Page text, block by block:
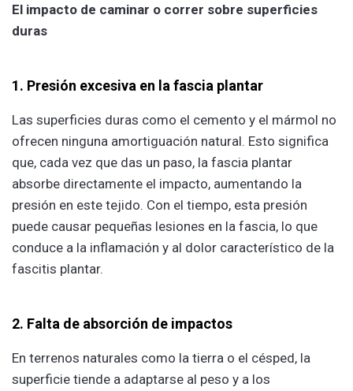
El impacto de caminar o correr sobre superficies
duras
1. Presión excesiva en la fascia plantar
Las superficies duras como el cemento y el mármol no
ofrecen ninguna amortiguación natural. Esto significa
que, cada vez que das un paso, la fascia plantar
absorbe directamente el impacto, aumentando la
presión en este tejido. Con el tiempo, esta presión
puede causar pequeñas lesiones en la fascia, lo que
conduce a la inflamación y al dolor característico de la
fascitis plantar.
2. Falta de absorción de impactos
En terrenos naturales como la tierra o el césped, la
superficie tiende a adaptarse al peso y a los